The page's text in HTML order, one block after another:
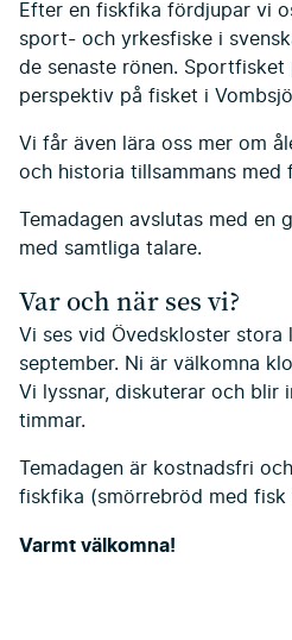
Efter en fiskfika fördjupar vi
sport- och yrkesfiske i
de senaste rönen.
perspektiv på fisket i
Vi får även lära oss mer om
och historia tillsammans med
Temadagen avslutas med en
med samtliga talare.
Var och när ses vi?
Vi ses vid Övedskloster stora
september. Ni är välkomna
Vi lyssnar, diskuterar och blir
timmar.
Temadagen är kostnadsfri
fiskfika (smörrebröd med fisk
Varmt välkomna!